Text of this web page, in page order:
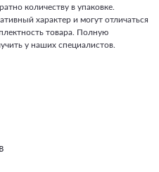
количеству в упаковке.
характер и могут отличаться
товара. Полную
у наших специалистов.